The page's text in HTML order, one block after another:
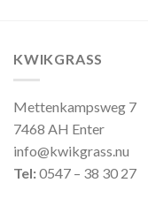
KWIKGRASS
Mettenkampsweg 7
7468 AH Enter
info@kwikgrass.nu
Tel:0547 – 38 30 27